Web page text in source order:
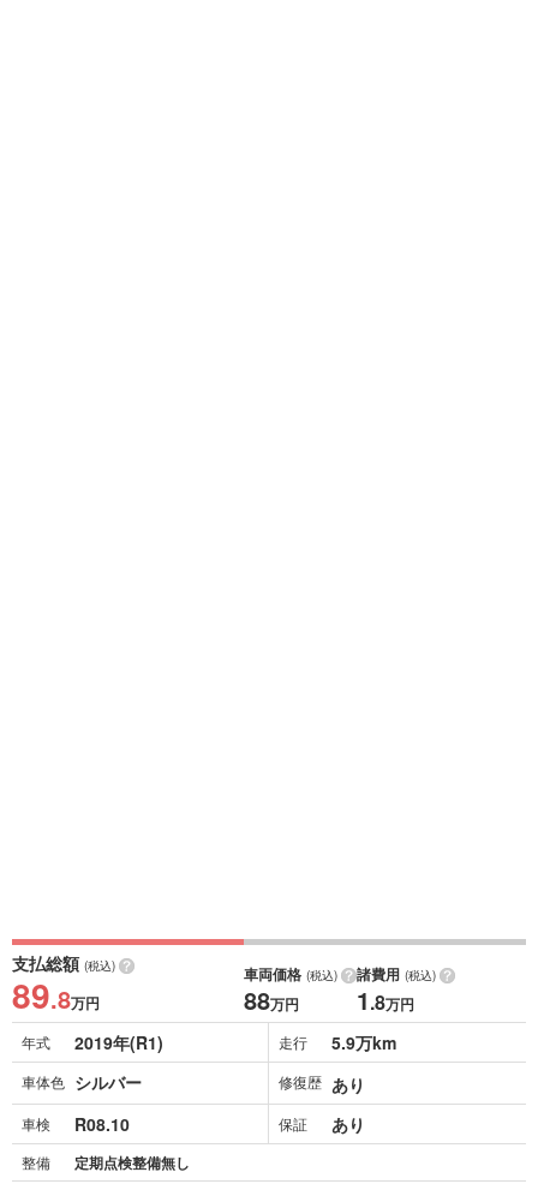
支払総額 (税込)
89.8万円
車両価格 (税込)
88万円
諸費用 (税込)
1.8万円
年式 2019年(R1) 走行 5.9万km
車体色 シルバー 修復歴 あり
車検 R08.10 保証 あり
整備 定期点検整備無し